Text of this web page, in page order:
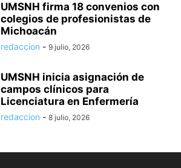
UMSNH firma 18 convenios con
colegios de profesionistas de
Michoacán
redaccion - 9 julio, 2026
UMSNH inicia asignación de
campos clínicos para
Licenciatura en Enfermería
redaccion - 8 julio, 2026